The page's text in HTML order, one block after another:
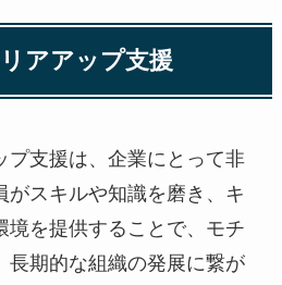
アアップ支援
プ支援は、企業にとって非
がスキルや知識を磨き、キ
境を提供することで、モチ
長期的な組織の発展に繋が